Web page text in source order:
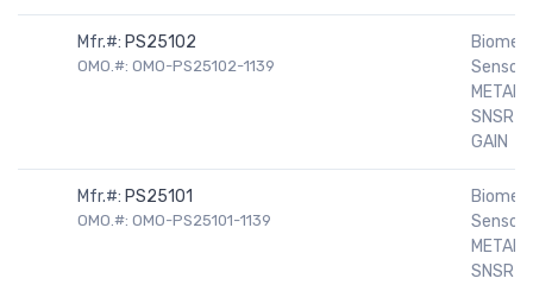
Mfr.#: PS25102
OMO.#: OMO-PS25102-1139
Sensors
METAL
SNSR
GAIN
Mfr.#: PS25101
OMO.#: OMO-PS25101-1139
Sensors
METAL
SNSR